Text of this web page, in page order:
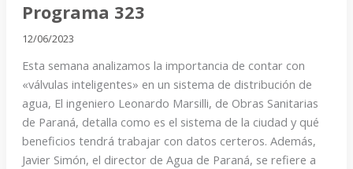
Programa 323
12/06/2023
Esta semana analizamos la importancia de contar con
«válvulas inteligentes» en un sistema de distribución de
agua, El ingeniero Leonardo Marsilli, de Obras Sanitarias
de Paraná, detalla como es el sistema de la ciudad y qué
beneficios tendrá trabajar con datos certeros. Además,
Javier Simón, el director de Agua de Paraná, se refiere a